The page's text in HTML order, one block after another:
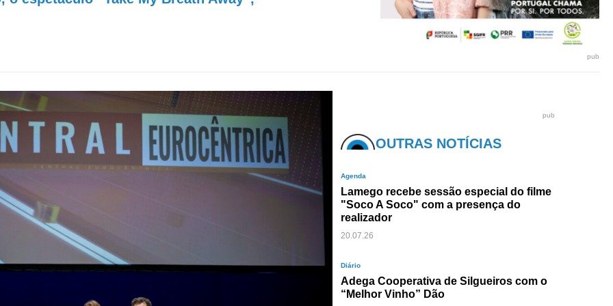
pub
pub
OUTRAS NOTÍCIAS
Agenda
Lamego recebe sessão especial do filme
"Soco A Soco" com a presença do
realizador
20.07.26
Diário
Adega Cooperativa de Silgueiros com o
“Melhor Vinho” Dão